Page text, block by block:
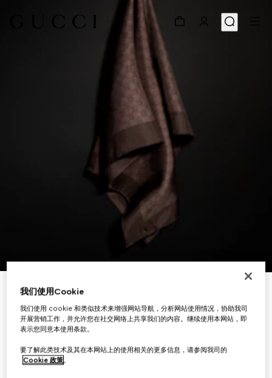
GG桑蚕丝斜纹提花方巾
€ 490
相关款式棕色
我们使用Cookie
我们使用 cookie 和类似技术来增强网站导航，分析网站使用情况，协助我司
开展营销工作，并允许您在社交网络上共享我们的内容。继续使用本网站，即
表示您同意本使用条款。
要了解此类技术及其在本网站上的使用相关的更多信息，请参阅我司的
Cookie 政策。